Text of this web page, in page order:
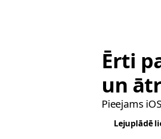
Ērti
un
Pieejams
Lejuplādē